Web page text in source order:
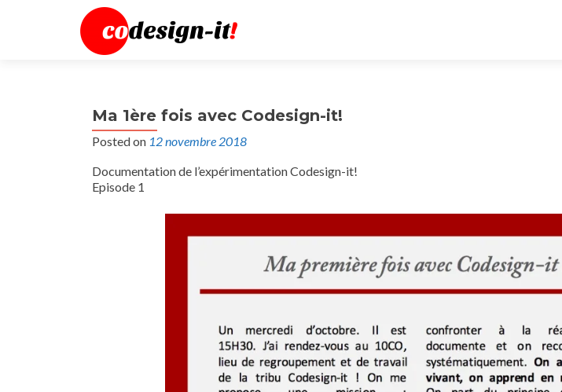
Ma 1ère fois avec Codesign-it!
Posted on 12 novembre 2018
Documentation de l’expérimentation Codesign-it!
Episode 1